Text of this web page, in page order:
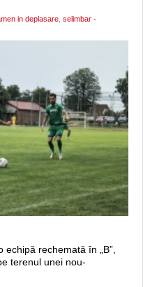
in deplasare selimbar -
rechemată în „B”,
terenul unei nou-